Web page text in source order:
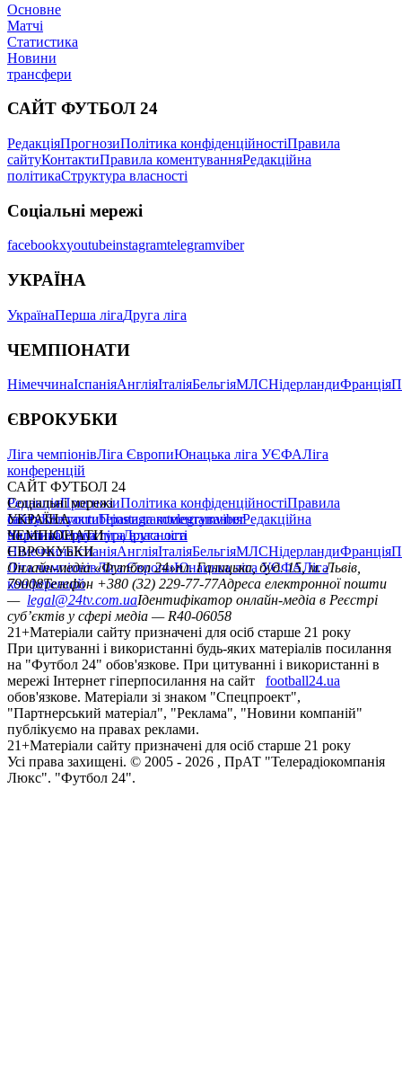
Основне
Матчі
Статистика
Новини
трансфери
САЙТ ФУТБОЛ 24
РедакціяПрогнозиПолітика конфіденційностіПравила
сайтуКонтактиПравила коментуванняРедакційна
політикаСтруктура власності
Соціальні мережі
facebookxyoutubeinstagramtelegramviber
УКРАЇНА
УкраїнаПерша лігаДруга ліга
ЧЕМПІОНАТИ
НімеччинаІспаніяАнгліяІталіяБельгіяМЛСНідерландиФранція
ЄВРОКУБКИ
Ліга чемпіонівЛіга ЄвропиЮнацька ліга УЄФАЛіга
конференцій
САЙТ ФУТБОЛ 24
РедакціяПрогнозиПолітика конфіденційностіПравила
сайтуКонтактиПравила коментуванняРедакційна
політикаСтруктура власності
Соціальні мережі
facebookxyoutubeinstagramtelegramviber
УКРАЇНА
УкраїнаПерша лігаДруга ліга
ЧЕМПІОНАТИ
НімеччинаІспаніяАнгліяІталіяБельгіяМЛСНідерландиФранція
ЄВРОКУБКИ
Ліга чемпіонівЛіга ЄвропиЮнацька ліга УЄФАЛіга
конференцій
Онлайн-медіа «Футбол 24»пл. Галицька, буд. 15, м. Львів,
79008Телефон +380 (32) 229-77-77Адреса електронної пошти
— legal@24tv.com.uaІдентифікатор онлайн-медіа в Реєстрі
суб’єктів у сфері медіа — R40-06058
21+Матеріали сайту призначені для осіб старше 21 року
При цитуванні і використанні будь-яких матеріалів посилання
на "Футбол 24" обов'язкове. При цитуванні і використанні в
мережі Інтернет гіперпосилання на сайт
football24.ua
обов'язкове. Матеріали зі знаком "Спецпроект",
"Партнерський матеріал", "Реклама", "Новини компаній"
публікуємо на правах реклами.
21+Матеріали сайту призначені для осіб старше 21 року
Усi права захищенi. © 2005 - 2026 , ПрАТ "Телерадіокомпанія
Люкс". "Футбол 24".